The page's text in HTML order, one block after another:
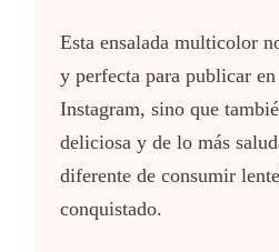
Esta ensalada multicolor
y perfecta para publicar
Instagram, sino que
deliciosa y de lo más
diferente de consumir
conquistado.